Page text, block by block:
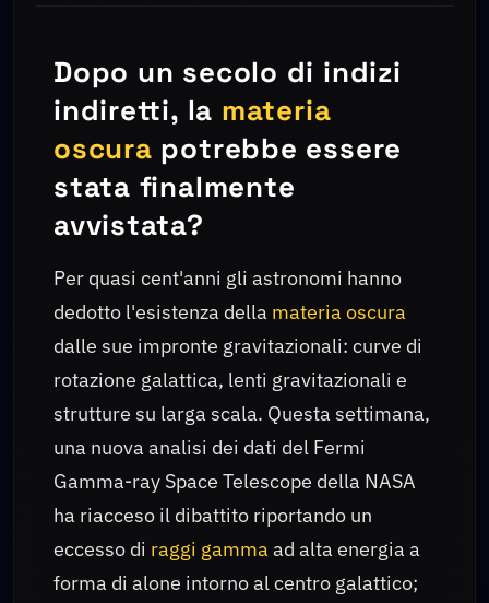
Dopo un secolo di indizi
indiretti, la materia
oscura potrebbe essere
stata finalmente
avvistata?
Per quasi cent'anni gli astronomi hanno
dedotto l'esistenza della materia oscura
dalle sue impronte gravitazionali: curve di
rotazione galattica, lenti gravitazionali e
strutture su larga scala. Questa settimana,
una nuova analisi dei dati del Fermi
Gamma-ray Space Telescope della NASA
ha riacceso il dibattito riportando un
eccesso di raggi gamma ad alta energia a
forma di alone intorno al centro galattico;